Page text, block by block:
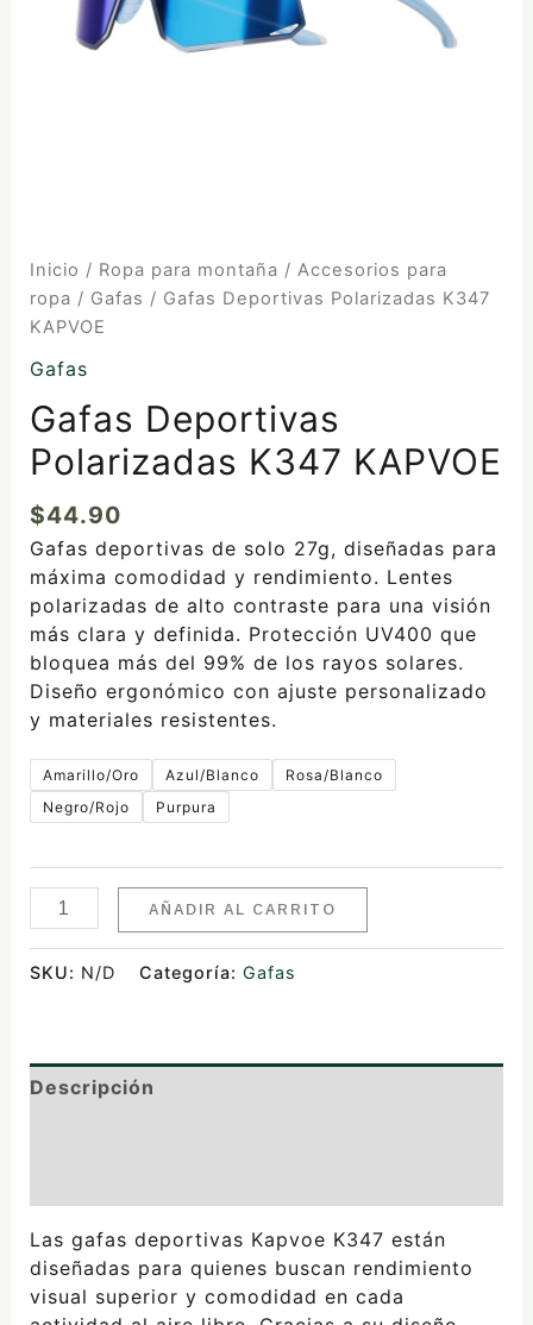
Inicio / Ropa para montaña / Accesorios para
ropa / Gafas / Gafas Deportivas Polarizadas K347
KAPVOE
Gafas
Gafas Deportivas
Polarizadas K347 KAPVOE
$44.90
Gafas deportivas de solo 27g, diseñadas para
máxima comodidad y rendimiento. Lentes
polarizadas de alto contraste para una visión
más clara y definida. Protección UV400 que
bloquea más del 99% de los rayos solares.
Diseño ergonómico con ajuste personalizado
y materiales resistentes.
Amarillo/Oro Azul/Blanco
Rosa/Blanco
Negro/Rojo
Purpura
AÑADIR AL CARRITO
SKU: N/D Categoría: Gafas
Descripción
Las gafas deportivas Kapvoe K347 están
diseñadas para quienes buscan rendimiento
visual superior y comodidad en cada